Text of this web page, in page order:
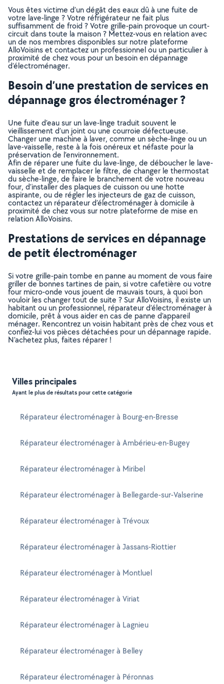
Vous êtes victime d’un dégât des eaux dû à une fuite de
votre lave-linge ? Votre réfrigérateur ne fait plus
suffisamment de froid ? Votre grille-pain provoque un court-
circuit dans toute la maison ? Mettez-vous en relation avec
un de nos membres disponibles sur notre plateforme
AlloVoisins et contactez un professionnel ou un particulier à
proximité de chez vous pour un besoin en dépannage
d’électroménager.
Besoin d’une prestation de services en
dépannage gros électroménager ?
Une fuite d’eau sur un lave-linge traduit souvent le
vieillissement d’un joint ou une courroie défectueuse.
Changer une machine à laver, comme un sèche-linge ou un
lave-vaisselle, reste à la fois onéreux et néfaste pour la
préservation de l’environnement.
Afin de réparer une fuite du lave-linge, de déboucher le lave-
vaisselle et de remplacer le filtre, de changer le thermostat
du sèche-linge, de faire le branchement de votre nouveau
four, d’installer des plaques de cuisson ou une hotte
aspirante, ou de régler les injecteurs de gaz de cuisson,
contactez un réparateur d’électroménager à domicile à
proximité de chez vous sur notre plateforme de mise en
relation AlloVoisins.
Prestations de services en dépannage
de petit électroménager
Si votre grille-pain tombe en panne au moment de vous faire
griller de bonnes tartines de pain, si votre cafetière ou votre
four micro-onde vous jouent de mauvais tours, à quoi bon
vouloir les changer tout de suite ? Sur AlloVoisins, il existe un
habitant ou un professionnel, réparateur d’électroménager à
domicile, prêt à vous aider en cas de panne d’appareil
ménager. Rencontrez un voisin habitant près de chez vous et
confiez-lui vos pièces détachées pour un dépannage rapide.
N’achetez plus, faites réparer !
Villes principales
Ayant le plus de résultats pour cette catégorie
Réparateur électroménager à Bourg-en-Bresse
Réparateur électroménager à Ambérieu-en-Bugey
Réparateur électroménager à Miribel
Réparateur électroménager à Bellegarde-sur-Valserine
Réparateur électroménager à Trévoux
Réparateur électroménager à Jassans-Riottier
Réparateur électroménager à Montluel
Réparateur électroménager à Viriat
Réparateur électroménager à Lagnieu
Réparateur électroménager à Belley
Réparateur électroménager à Péronnas